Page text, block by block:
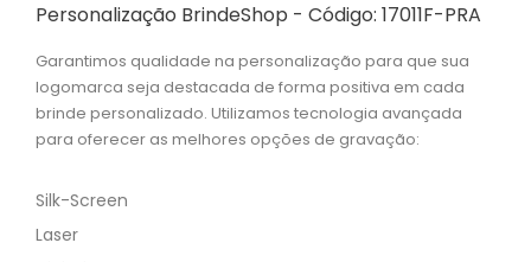
Personalização BrindeShop - Código: 17011F-PRA
Garantimos qualidade na personalização para que sua
logomarca seja destacada de forma positiva em cada
brinde personalizado. Utilizamos tecnologia avançada
para oferecer as melhores opções de gravação:
Silk-Screen
Laser